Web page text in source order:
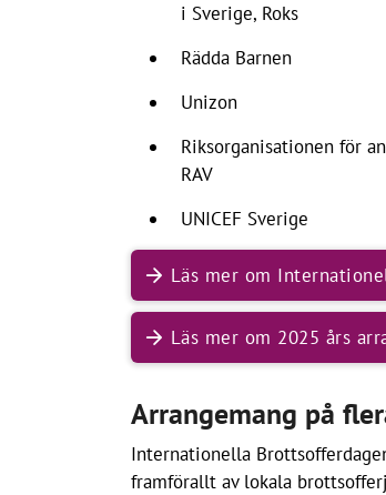
i Sverige, Roks
Rädda Barnen
Unizon
Riksorganisationen för
RAV
UNICEF Sverige
Läs mer om
Läs mer om 2025 års
Arrangemang på
Internationella
framförallt av lokala